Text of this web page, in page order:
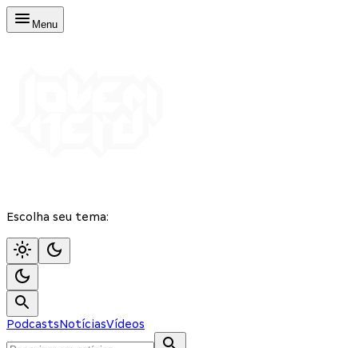
Menu
Escolha seu tema:
PodcastsNotíciasVídeos